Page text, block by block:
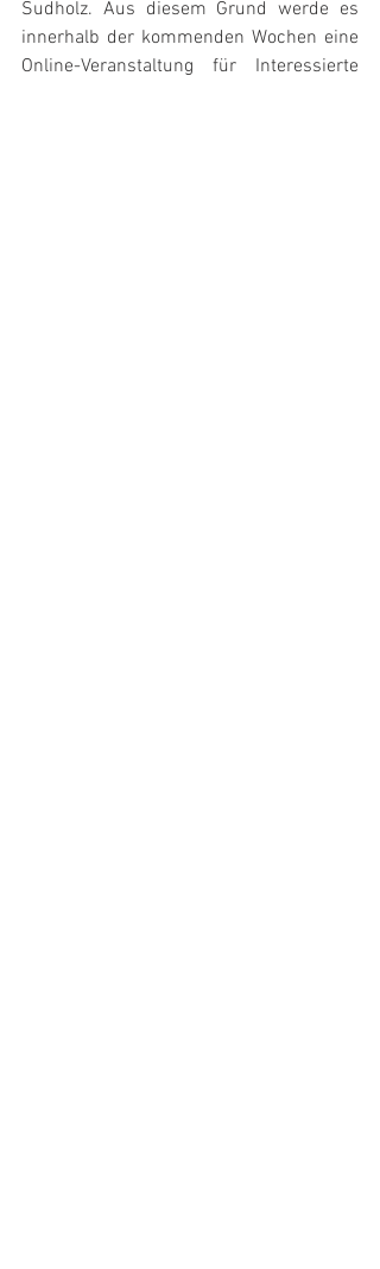
Sudholz. Aus diesem Grund werde es
innerhalb der kommenden Wochen eine
Online-Veranstaltung für Interessierte